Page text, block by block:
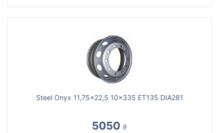
Steel Onyx 11,75x22,5 10x335 ET135 DIA281
5050 ₴